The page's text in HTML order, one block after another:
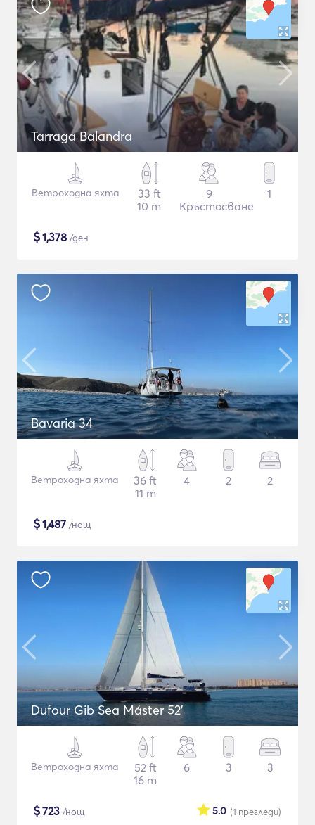
Tarraga Balandra
Ветроходна яхта
33 ft
10 m
9
Кръстосване
1
$1,378 /ден
Bavaria 34
Ветроходна яхта
36 ft
11 m
4 2 2
$1,487 /нощ
Dufour Gib Sea Máster 52’
Ветроходна яхта
52 ft
16 m
6 3 3
$723 /нощ (1 прегледи)
5.0